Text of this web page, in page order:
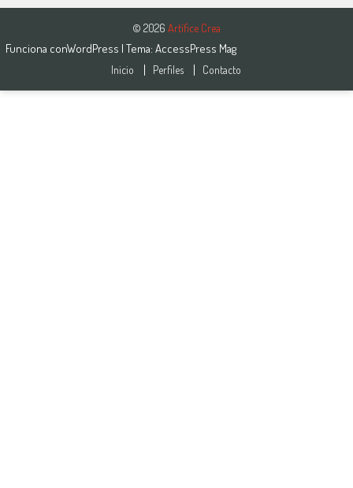
© 2026 Artífice Crea
Funciona conWordPress | Tema: AccessPress Mag
Inicio Perfiles Contacto